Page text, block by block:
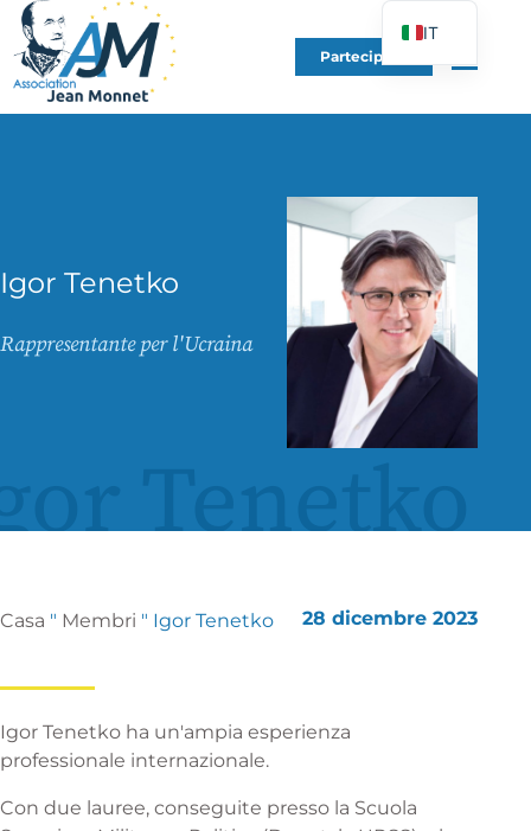
Partecipare
Igor Tenetko
Rappresentante per l'Ucraina
Tenetko
Casa " Membri " Igor Tenetko 28 dicembre 2023
Igor Tenetko ha un'ampia esperienza
professionale internazionale.
Con due lauree, conseguite presso la Scuola
IT
FR
EN
PL
UK